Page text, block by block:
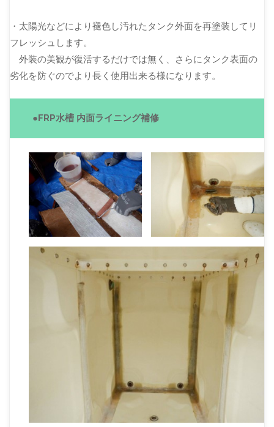
・太陽光などにより褪色し汚れたタンク外面を再塗装してリ
フレッシュします。
外装の美観が復活するだけでは無く、さらにタンク表面の
劣化を防ぐのでより長く使用出来る様になります。
●FRP水槽 内面ライニング補修